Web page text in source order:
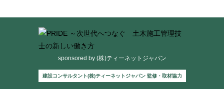
sponsored by (株)ティーネットジャパン
建設コンサルタント(株)ティーネットジャパン 監修・取材協力